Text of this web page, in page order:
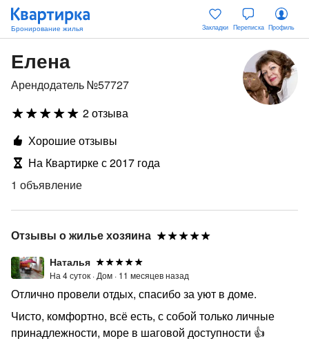
Закладки Переписка Профиль
Елена
Арендодатель №57727
2 отзыва
Хорошие отзывы
На Квартирке с 2017 года
1 объявление
Отзывы о жилье хозяина
Наталья
На 4 суток · Дом · 11 месяцев назад
Отлично провели отдых, спасибо за уют в доме.
Чисто, комфортно, всё есть, с собой только личные
принадлежности, море в шаговой доступности 👍